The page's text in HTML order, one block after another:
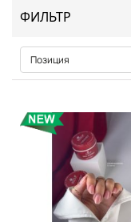
ФИЛЬТР